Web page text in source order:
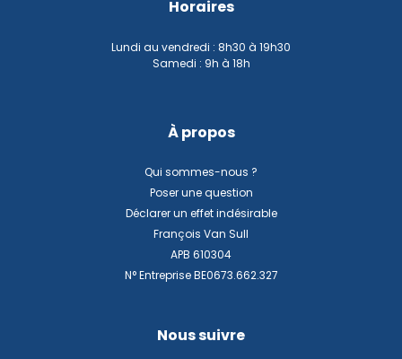
Horaires
Lundi au vendredi : 8h30 à 19h30
Samedi : 9h à 18h
À propos
Qui sommes-nous ?
Poser une question
Déclarer un effet indésirable
François Van Sull
APB 610304
N° Entreprise BE0673.662.327
Nous suivre